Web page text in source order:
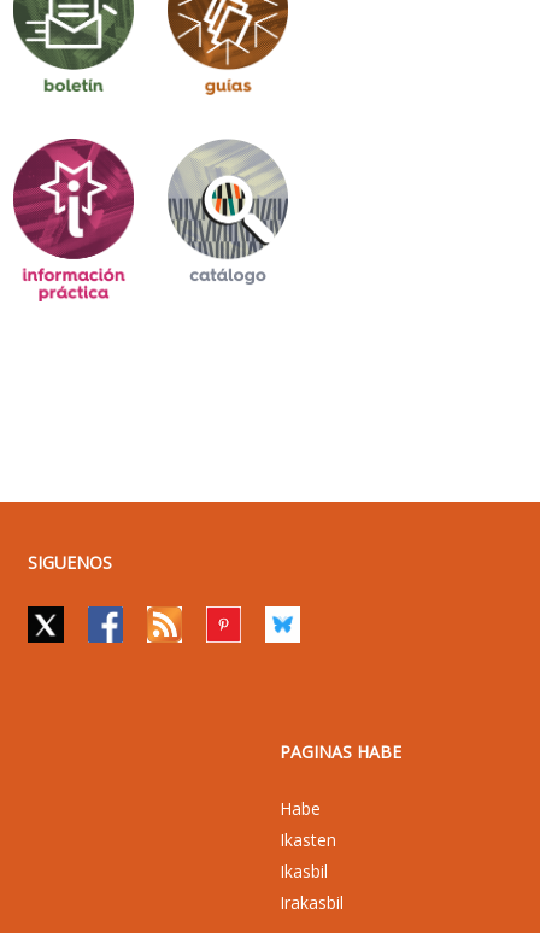
SIGUENOS
PAGINAS HABE
Habe
Ikasten
Ikasbil
Irakasbil